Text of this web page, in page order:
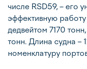
числе RSD59, – его
эффективную
дедвейтом 7170
тонн. Длина судна –
номенклатуру